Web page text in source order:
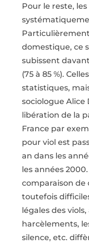
Pour le reste,
domestique, ce
subissent
(75 à 85 %).
statistiques,
sociologue Alice
libération de la
France par
pour viol est
an dans les
les années
comparaison de
toutefois
légales des
harcèlements,
silence, etc.